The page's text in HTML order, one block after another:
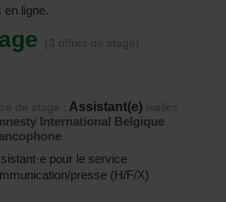
en ligne.
(3 offres de stage)
de stage : Assistant(e) Ixelles
International Belgique
pour le service
presse (H/F/X)